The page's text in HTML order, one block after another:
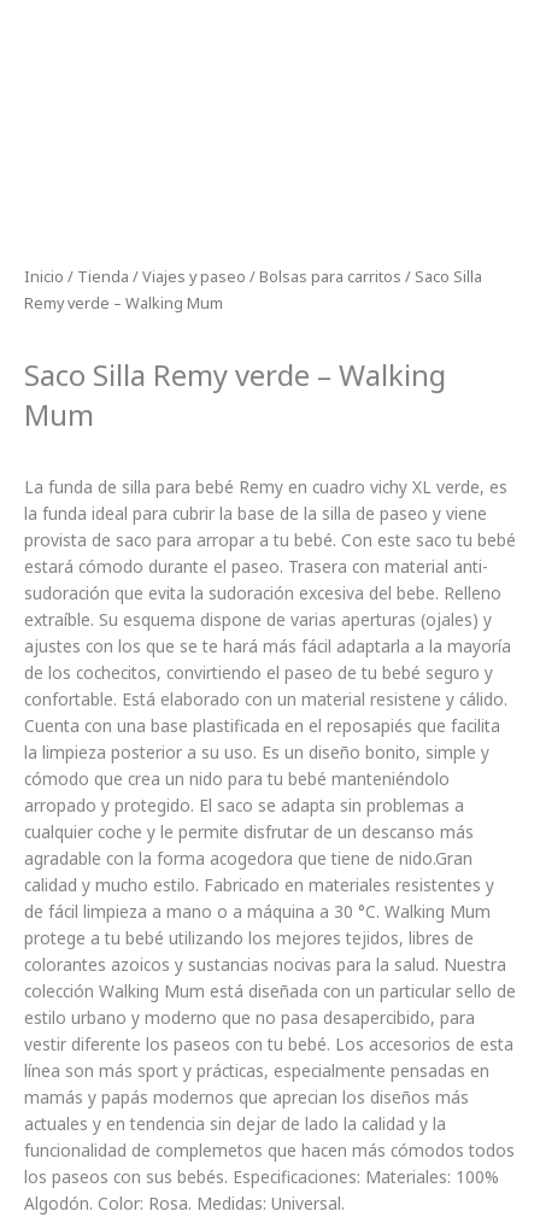
Inicio / Tienda /Viajes y paseo / Bolsas para carritos / Saco Silla
Remy verde – Walking Mum
Saco Silla Remy verde – Walking
Mum
La funda de silla para bebé Remy en cuadro vichy XL verde, es
la funda ideal para cubrir la base de la silla de paseo y viene
provista de saco para arropar a tu bebé. Con este saco tu bebé
estará cómodo durante el paseo. Trasera con material anti-
sudoración que evita la sudoración excesiva del bebe. Relleno
extraíble. Su esquema dispone de varias aperturas (ojales) y
ajustes con los que se te hará más fácil adaptarla a la mayoría
de los cochecitos, convirtiendo el paseo de tu bebé seguro y
confortable. Está elaborado con un material resistene y cálido.
Cuenta con una base plastificada en el reposapiés que facilita
la limpieza posterior a su uso. Es un diseño bonito, simple y
cómodo que crea un nido para tu bebé manteniéndolo
arropado y protegido. El saco se adapta sin problemas a
cualquier coche y le permite disfrutar de un descanso más
agradable con la forma acogedora que tiene de nido.Gran
calidad y mucho estilo. Fabricado en materiales resistentes y
de fácil limpieza a mano o a máquina a 30 °C. Walking Mum
protege a tu bebé utilizando los mejores tejidos, libres de
colorantes azoicos y sustancias nocivas para la salud. Nuestra
colección Walking Mum está diseñada con un particular sello de
estilo urbano y moderno que no pasa desapercibido, para
vestir diferente los paseos con tu bebé. Los accesorios de esta
línea son más sport y prácticas, especialmente pensadas en
mamás y papás modernos que aprecian los diseños más
actuales y en tendencia sin dejar de lado la calidad y la
funcionalidad de complemetos que hacen más cómodos todos
los paseos con sus bebés. Especificaciones: Materiales: 100%
Algodón. Color: Rosa. Medidas: Universal.